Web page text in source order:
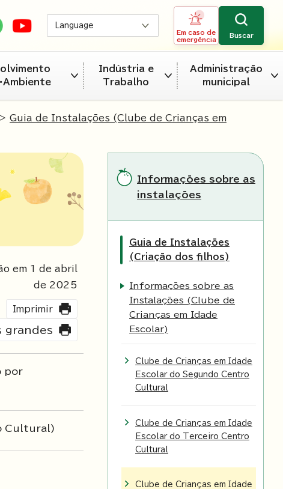
Language
Em caso de
emergência
Buscar
Ambiente
Indústria e
Trabalho
Administração
municipal
> Guia de Instalações (Clube de Crianças em
em 1 de abril
de 2025
Imprimir
grandes
por
Cultural)
Informações sobre as
instalações
Guia de Instalações
(Criação dos filhos)
Informações sobre as
Instalações (Clube de
Crianças em Idade
Escolar)
Clube de Crianças em Idade
Escolar do Segundo Centro
Cultural
Clube de Crianças em Idade
Escolar do Terceiro Centro
Cultural
Clube de Crianças em Idade